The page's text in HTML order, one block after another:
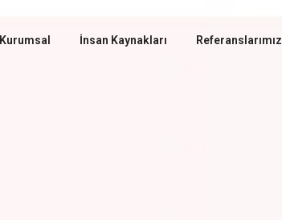
Kurumsal İnsan Kaynakları Referanslarımız